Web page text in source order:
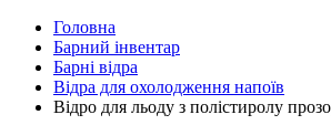
Головна
Барний інвентар
Барні відра
Відра для охолодження напоїв
Відро для льоду з полістиролу